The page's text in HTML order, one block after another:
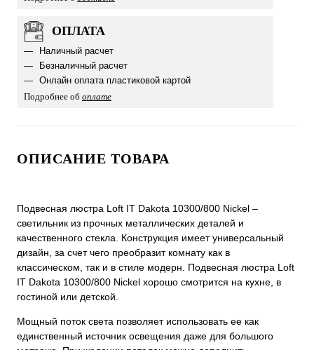
ОПЛАТА
Наличный расчет
Безналичный расчет
Онлайн оплата пластиковой картой
Подробнее об оплате
ОПИСАНИЕ ТОВАРА
Подвесная люстра Loft IT Dakota 10300/800 Nickel –
светильник из прочных металлических деталей и
качественного стекла. Конструкция имеет универсальный
дизайн, за счет чего преобразит комнату как в
классическом, так и в стиле модерн. Подвесная люстра Loft
IT Dakota 10300/800 Nickel хорошо смотрится на кухне, в
гостиной или детской.
Мощный поток света позволяет использовать ее как
единственный источник освещения даже для большого